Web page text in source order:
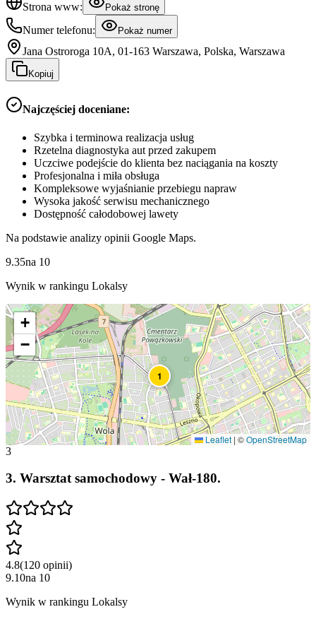
Strona www:
Pokaż stronę
Numer telefonu: Pokaż numer
Jana Ostroroga 10A, 01-163 Warszawa, Polska, Warszawa
Kopiuj
Najczęściej doceniane:
Szybka i terminowa realizacja usług
Rzetelna diagnostyka aut przed zakupem
Uczciwe podejście do klienta bez naciągania na koszty
Profesjonalna i miła obsługa
Kompleksowe wyjaśnianie przebiegu napraw
Wysoka jakość serwisu mechanicznego
Dostępność całodobowej lawety
Na podstawie analizy opinii Google Maps.
9.35na 10
Wynik w rankingu Lokalsy
1
+
−
Leaflet | ©OpenStreetMap
3
3. Warsztat samochodowy - Wał-180.
4.8(120 opinii)
9.10na 10
Wynik w rankingu Lokalsy